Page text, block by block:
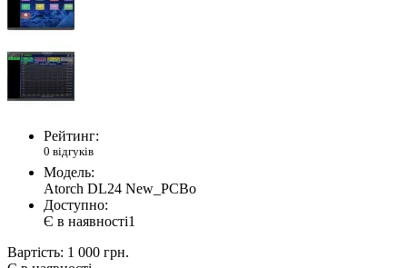
Рейтинг:
0 відгуків
Модель:
Atorch DL24 New_PCBo
Доступно:
Є в наявності1
Вартість: 1 000 грн.